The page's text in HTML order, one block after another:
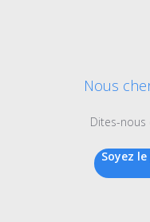
Nous
Dites-nous
Soyez